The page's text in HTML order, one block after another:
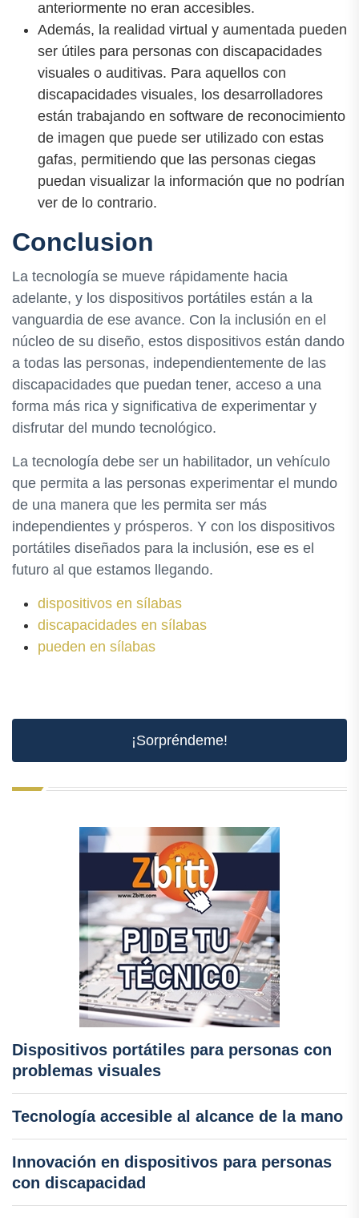
anteriormente no eran accesibles.
Además, la realidad virtual y aumentada pueden
ser útiles para personas con discapacidades
visuales o auditivas. Para aquellos con
discapacidades visuales, los desarrolladores
están trabajando en software de reconocimiento
de imagen que puede ser utilizado con estas
gafas, permitiendo que las personas ciegas
puedan visualizar la información que no podrían
ver de lo contrario.
Conclusion
La tecnología se mueve rápidamente hacia
adelante, y los dispositivos portátiles están a la
vanguardia de ese avance. Con la inclusión en el
núcleo de su diseño, estos dispositivos están dando
a todas las personas, independientemente de las
discapacidades que puedan tener, acceso a una
forma más rica y significativa de experimentar y
disfrutar del mundo tecnológico.
La tecnología debe ser un habilitador, un vehículo
que permita a las personas experimentar el mundo
de una manera que les permita ser más
independientes y prósperos. Y con los dispositivos
portátiles diseñados para la inclusión, ese es el
futuro al que estamos llegando.
dispositivos en sílabas
discapacidades en sílabas
pueden en sílabas
¡Sorpréndeme!
Dispositivos portátiles para personas con
problemas visuales
Tecnología accesible al alcance de la mano
Innovación en dispositivos para personas
con discapacidad